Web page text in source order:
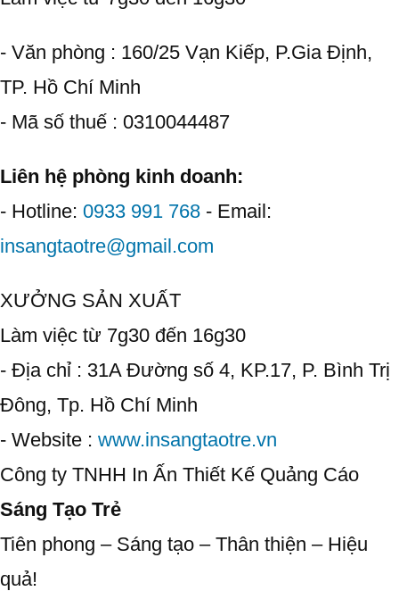
- Văn phòng : 160/25 Vạn Kiếp, P.Gia Định,
TP. Hồ Chí Minh
- Mã số thuế : 0310044487
Liên hệ phòng kinh doanh:
- Hotline: 0933 991 768 - Email:
insangtaotre@gmail.com
XƯỞNG SẢN XUẤT
Làm việc từ 7g30 đến 16g30
- Địa chỉ : 31A Đường số 4, KP.17, P. Bình Trị
Đông, Tp. Hồ Chí Minh
- Website : www.insangtaotre.vn
Công ty TNHH In Ấn Thiết Kế Quảng Cáo
Sáng Tạo Trẻ
Tiên phong – Sáng tạo – Thân thiện – Hiệu
quả!